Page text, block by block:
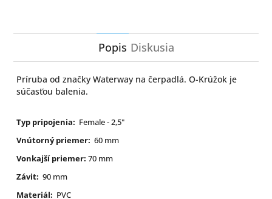
Popis Diskusia
Príruba od značky Waterway na čerpadlá. O-Krúžok je
súčasťou balenia.
Typ pripojenia: Female - 2,5"
Vnútorný priemer: 60 mm
Vonkajší priemer:70 mm
Závit:90 mm
Materiál: PVC